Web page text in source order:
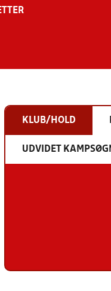
KLUB/HOLD
UDVIDET